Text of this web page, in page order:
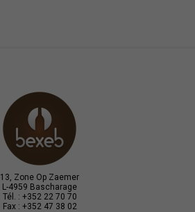
13, Zone Op Zaemer
L-4959 Bascharage
Tél. : +352 22 70 70
Fax : +352 47 38 02